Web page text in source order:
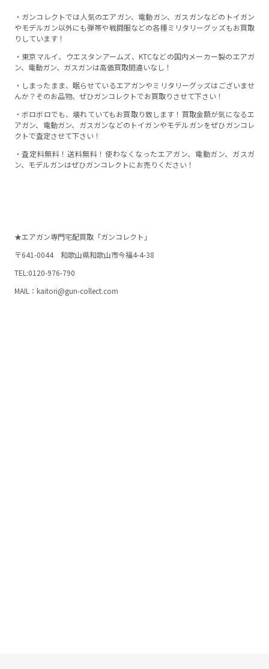
・ガンコレクトでは人気のエアガン、電動ガン、ガスガンなどのトイガン
やモデルガン以外にも弾帯や戦闘服などの各種ミリタリーグッズもお買取
りしています！
・東京マルイ、ウエスタンアームズ、KTCなどの国内メーカー製のエアガ
ン、電動ガン、ガスガンは高価買取間違いなし！
・しまったまま、眠らせているエアガンやミリタリーグッズはございませ
んか？そのお品物、ぜひガンコレクトでお買取りさせて下さい！
・ボロボロでも、壊れていてもお買取り致します！買取金額が気になるエ
アガン、電動ガン、ガスガンなどのトイガンやモデルガンをぜひガンコレ
クトで査定させて下さい！
・査定料無料！送料無料！使わなくなったエアガン、電動ガン、ガスガ
ン、モデルガンはぜひガンコレクトにお売りください！
★エアガン専門宅配買取「ガンコレクト」
〒641-0044 和歌山県和歌山市今福4-4-38
TEL:0120-976-790
MAIL：kaitori@gun-collect.com